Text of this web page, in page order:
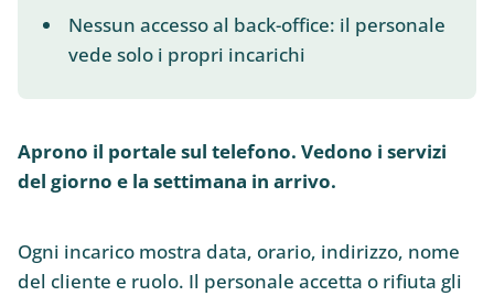
Nessun accesso al back-office: il personale
vede solo i propri incarichi
Aprono il portale sul telefono. Vedono i servizi
del giorno e la settimana in arrivo.
Ogni incarico mostra data, orario, indirizzo, nome
del cliente e ruolo. Il personale accetta o rifiuta gli